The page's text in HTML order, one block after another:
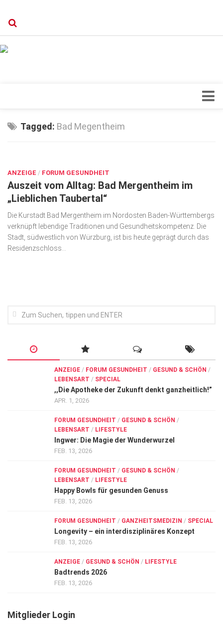
Orthopädie
Schönheit & Wohlbefinden
Special
Wirtschaft, Recht, Finanzen
Zahn, Mund, Kiefer
Hören
Tagged: Bad Megentheim
ANZEIGE / FORUM GESUNDHEIT
Auszeit vom Alltag: Bad Mergentheim im
„Lieblichen Taubertal“
Die Kurstadt Bad Mergentheim im Nordosten Baden-Württembergs
verknüpft lebendige Traditionen und Gesundheitskompetenz. Die
Stadt, südwestlich von Würzburg, ist bis heute geprägt durch das
Residenzschloss...
ANZEIGE / FORUM GESUNDHEIT / GESUND & SCHÖN /
LEBENSART / SPECIAL
,,Die Apotheke der Zukunft denkt ganzheitlich!”
APR. 1, 2026
FORUM GESUNDHEIT / GESUND & SCHÖN /
LEBENSART / LIFESTYLE
Ingwer: Die Magie der Wunderwurzel
FEB. 13, 2026
FORUM GESUNDHEIT / GESUND & SCHÖN /
LEBENSART / LIFESTYLE
Happy Bowls für gesunden Genuss
FEB. 13, 2026
FORUM GESUNDHEIT / GANZHEITSMEDIZIN / SPECIAL
Longevity – ein interdisziplinäres Konzept
FEB. 13, 2026
ANZEIGE / GESUND & SCHÖN / LIFESTYLE
Badtrends 2026
FEB. 13, 2026
Mitglieder Login